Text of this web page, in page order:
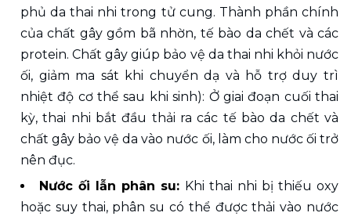
phủ da thai nhi trong tử cung. Thành phần chính
của chất gây gồm bã nhờn, tế bào da chết và các
protein. Chất gây giúp bảo vệ da thai nhi khỏi nước
ối, giảm ma sát khi chuyển dạ và hỗ trợ duy trì
nhiệt độ cơ thể sau khi sinh): Ở giai đoạn cuối thai
kỳ, thai nhi bắt đầu thải ra các tế bào da chết và
chất gây bảo vệ da vào nước ối, làm cho nước ối trở
nên đục.
Nước ối lẫn phân su: Khi thai nhi bị thiếu oxy
hoặc suy thai, phân su có thể được thải vào nước